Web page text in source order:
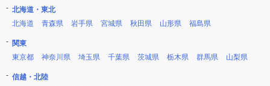
北海道・東北
北海道
青森県 岩手県 宮城県 秋田県 山形県 福島県
関東
東京都
神奈川県 埼玉県 千葉県 茨城県 栃木県 群馬県 山梨県
信越・北陸